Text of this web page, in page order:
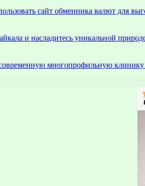
сайт обменника валют для
и насладитесь уникальной
многопрофильную клинику